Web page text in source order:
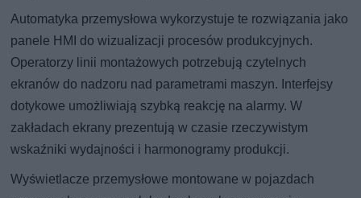
Automatyka przemysłowa wykorzystuje te rozwiązania jako
panele HMI do wizualizacji procesów produkcyjnych.
Operatorzy linii montażowych potrzebują czytelnych
ekranów do nadzoru nad parametrami maszyn. Interfejsy
dotykowe umożliwiają szybką reakcję na alarmy. W
zakładach ekrany prezentują w czasie rzeczywistym
wskaźniki wydajności i harmonogramy produkcji.
Wyświetlacze przemysłowe montowane w pojazdach